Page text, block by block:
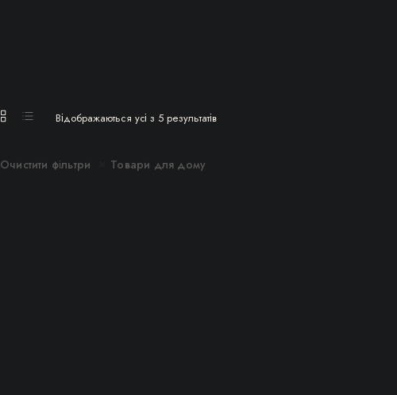
Відображаються усі з 5 результатівСортовано
Очистити фільтри Товари для дому